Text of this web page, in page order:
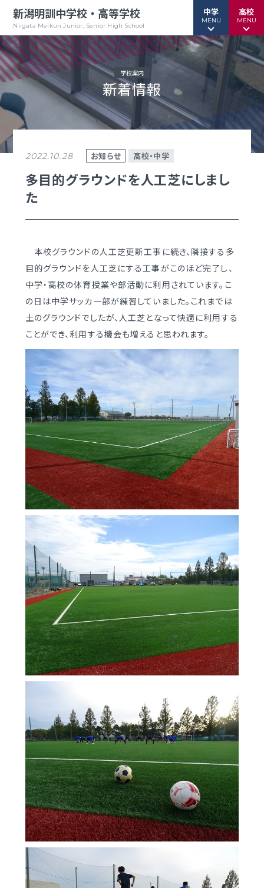
新潟明訓中学校・高等学校
Niigata Meikun Junior, Senior High School
中学
MENU
行事予定 緊急情報
教育方針
明訓の学び GSC
学校案内
（デジタルパンフ）
入試情報
募集要項・
入学検査実施状況
諸経費
オープンスクール等
学校生活
日々の学習サイクル
年間行事カレンダー
部活動情報
制服（中学）
各種書類
各種書類ダウンロード
学校案内
新着情報
施設紹介
今月の予定
よくある質問
教員募集
明訓同窓会
動画ライブラリー
MEIKUNサポート（ご支援のお願い）
明訓チャンネル
高校
MENU
行事予定 緊急情報
教育方針
学校案内
明訓の学び GSC
入学案内
インターネット出願
募集要項
入学検査実施状況
諸経費
入試日程・手続き文書
高校オープンスクール
高校1日体験入部
進路・部活動など
進路概況
部活動情報
制服（高校）
各種書類
各種書類ダウンロード
卒業生調査書交付手順
各種証明書交付手順
学校案内
新着情報
明訓の学び（カリキュラムポリシー）
施設紹介
今月の予定
よくある質問
教員募集
学校案内
新着情報
2022.10.28 お知らせ 高校・中学
多目的グラウンドを人工芝にしまし
た
本校グラウンドの人工芝更新工事に続き、隣接する多
目的グラウンドを人工芝にする工事がこのほど完了し、
中学・高校の体育授業や部活動に利用されています。こ
の日は中学サッカー部が練習していました。これまでは
土のグラウンドでしたが、人工芝となって快適に利用する
ことができ、利用する機会も増えると思われます。